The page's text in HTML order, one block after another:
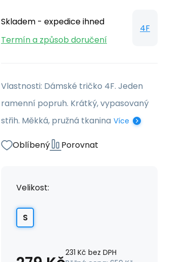
Skladem - expedice ihned
Termín a způsob doručení
4F
Vlastnosti: Dámské tričko 4F. Jeden
ramenní popruh. Krátký, vypasovaný
střih. Měkká, pružná tkanina Více
Oblíbený Porovnat
Velikost:
S
231 Kč bez DPH